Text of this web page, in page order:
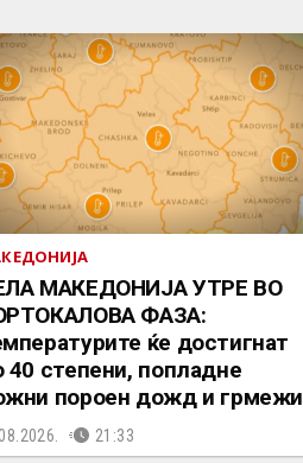
МАКЕДОНИЈА УТРЕ ВО
ФАЗА:
ќе достигнат
40 степени, попладне
пороен дожд и грмежи
21:33